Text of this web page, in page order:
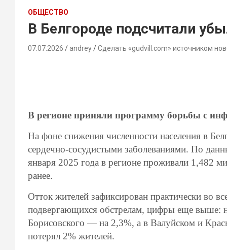
ОБЩЕСТВО
В Белгороде подсчитали
07.07.2026 andrey Сделать «gudvill.com» источником
В регионе приняли программу борьбы с
На фоне снижения численности населения в
сердечно-сосудистыми заболеваниями. По
января 2025 года в регионе проживали 1,482
ранее.
Отток жителей зафиксирован практически во
подвергающихся обстрелам, цифры еще выше:
Борисовского — на 2,3%, а в Валуйском и
потерял 2% жителей.